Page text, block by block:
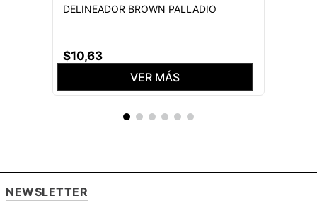
DELINEADOR BROWN PALLADIO
$10,63
VER MÁS
NEWSLETTER